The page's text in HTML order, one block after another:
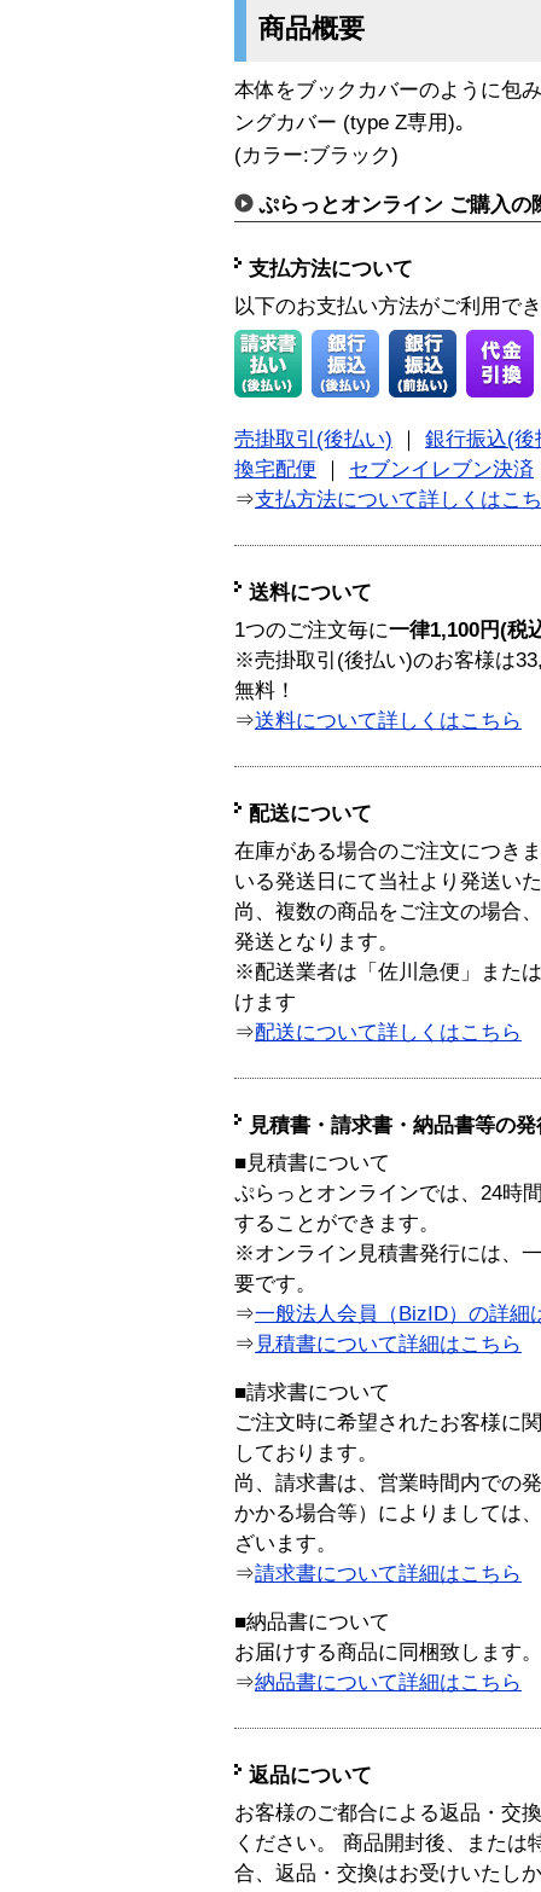
商品概要
本体をブックカバーのように包
ングカバー (type Z専用)｡
(カラー:ブラック)
ぷらっとオンライン ご購入の
支払方法について
以下のお支払い方法がご利用で
売掛取引(後払い)
銀行振込(後
換宅配便
セブンイレブン決済
⇒支払方法について詳しくはこ
送料について
1つのご注文毎に一律1,100円(税
※売掛取引(後払い)のお客様は
無料！
⇒送料について詳しくはこちら
配送について
在庫がある場合のご注文につき
いる発送日にて当社より発送い
尚、複数の商品をご注文の場合
発送となります。
※配送業者は「佐川急便」また
けます
⇒配送について詳しくはこちら
見積書・請求書・納品書等の
■見積書について
ぷらっとオンラインでは、24時
することができます。
※オンライン見積書発行には、
要です。
⇒一般法人会員（BizID）の詳細
⇒ 見積書について詳細はこちら
■請求書について
ご注文時に希望されたお客様に
しております。
尚、請求書は、営業時間内での
かかる場合等）によりましては
ざいます。
⇒請求書について詳細はこちら
■納品書について
お届けする商品に同梱致します。
⇒納品書について詳細はこちら
返品について
お客様のご都合による返品・交
ください。 商品開封後、または
合、返品・交換はお受けいたし